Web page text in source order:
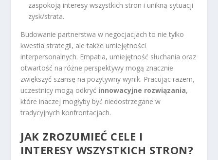
zaspokoją interesy wszystkich stron i unikną sytuacji
zysk/strata.
Budowanie partnerstwa w negocjacjach to nie tylko
kwestia strategii, ale także umiejętności
interpersonalnych. Empatia, umiejętność słuchania oraz
otwartość na różne perspektywy mogą znacznie
zwiększyć szansę na pozytywny wynik. Pracując razem,
uczestnicy mogą odkryć innowacyjne rozwiązania,
które inaczej mogłyby być niedostrzegane w
tradycyjnych konfrontacjach.
JAK ZROZUMIEĆ CELE I
INTERESY WSZYSTKICH STRON?